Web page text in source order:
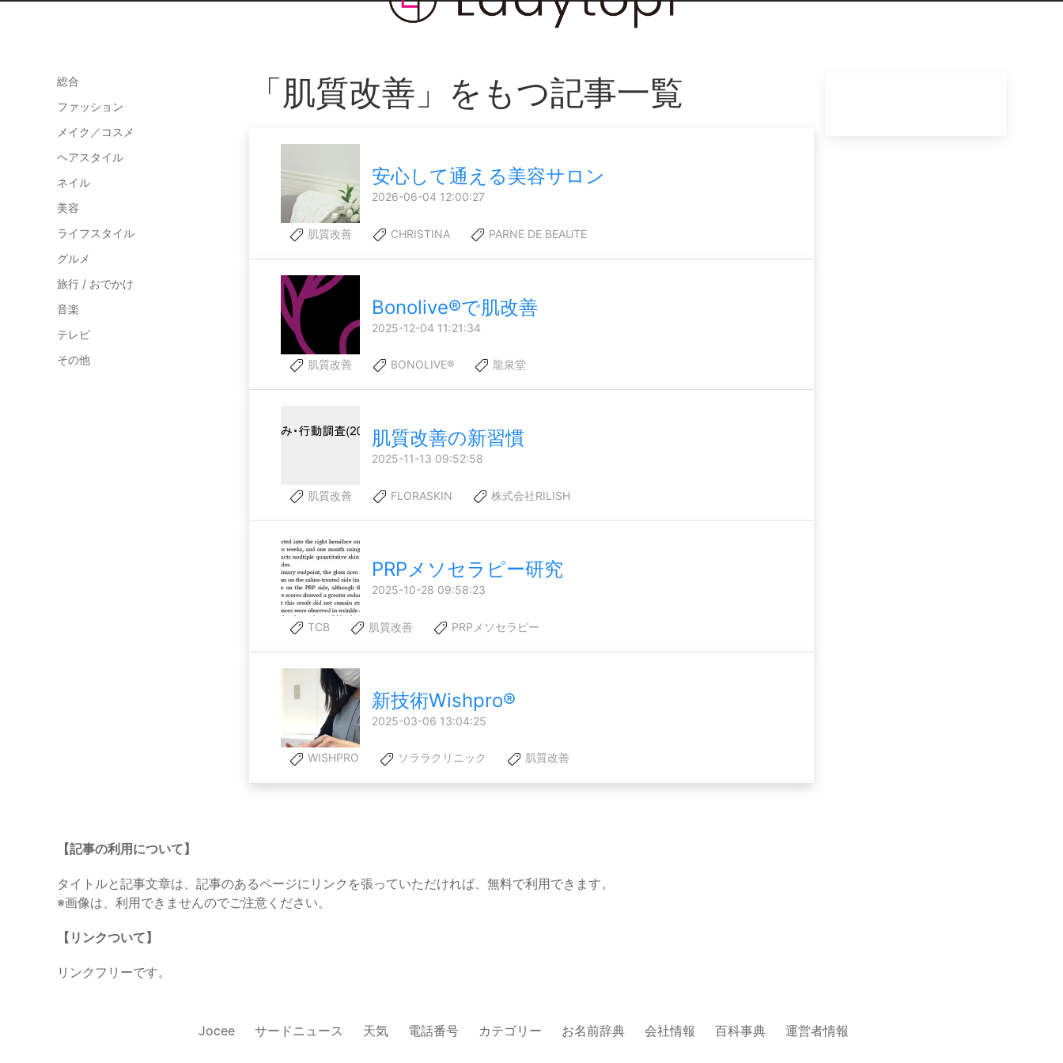
総合
ファッション
メイク／コスメ
ヘアスタイル
ネイル
美容
ライフスタイル
グルメ
旅行 / おでかけ
音楽
テレビ
その他
「肌質改善」をもつ記事一覧
安心して通える美容サロン
2026-06-04 12:00:27
肌質改善 CHRISTINA PARNE DE BEAUTE
Bonolive®で肌改善
2025-12-04 11:21:34
肌質改善 BONOLIVE® 龍泉堂
肌質改善の新習慣
2025-11-13 09:52:58
肌質改善 FLORASKIN 株式会社RILISH
PRPメソセラピー研究
2025-10-28 09:58:23
TCB 肌質改善 PRPメソセラピー
新技術Wishpro®
2025-03-06 13:04:25
WISHPRO ソララクリニック 肌質改善
【記事の利用について】
タイトルと記事文章は、記事のあるページにリンクを張っていただければ、無料で利用できます。
※画像は、利用できませんのでご注意ください。
【リンクついて】
リンクフリーです。
Jocee サードニュース 天気 電話番号 カテゴリー お名前辞典 会社情報 百科事典 運営者情報